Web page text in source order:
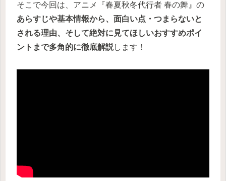
そこで今回は、アニメ『春夏秋冬代行者 春の舞』の
あらすじや基本情報から、面白い点・つまらないと
される理由、そして絶対に見てほしいおすすめポイ
ントまで多角的に徹底解説します！